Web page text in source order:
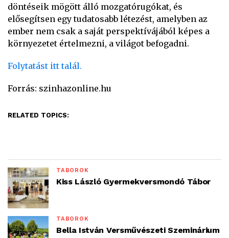
döntéseik mögött álló mozgatórugókat, és
elősegítsen egy tudatosabb létezést, amelyben az
ember nem csak a saját perspektívájából képes a
környezetet értelmezni, a világot befogadni.
Folytatást itt talál.
Forrás: szinhazonline.hu
RELATED TOPICS:
TÁBOROK
Kiss László Gyermekversmondó Tábor
TÁBOROK
Bella István Versművészeti Szeminárium